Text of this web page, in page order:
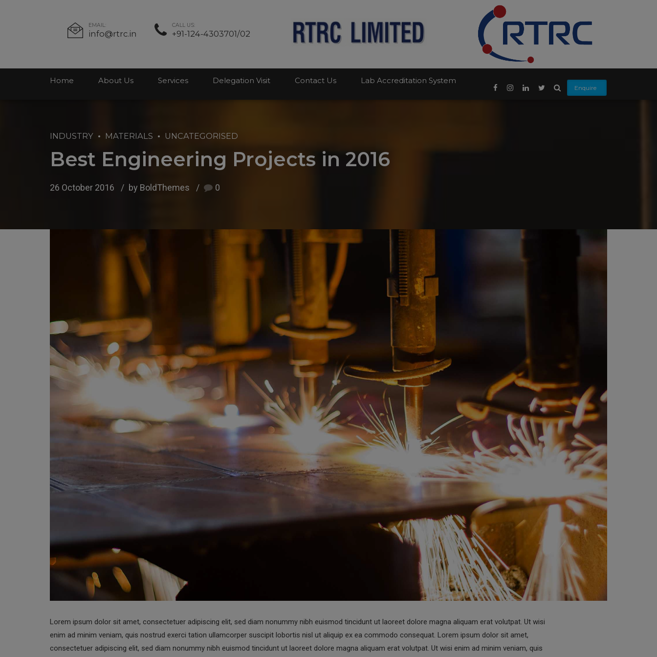
EMAIL:
info@rtrc.in
CALL US:
+91-124-4303701/02
Enquire
Home About Us Services Delegation Visit Contact Us Lab Accreditation System
INDUSTRY MATERIALS UNCATEGORISED
Best Engineering Projects in 2016
26 October 2016 by BoldThemes 0
Lorem ipsum dolor sit amet, consectetuer adipiscing elit, sed diam nonummy nibh euismod tincidunt ut laoreet dolore magna aliquam erat volutpat. Ut wisi
enim ad minim veniam, quis nostrud exerci tation ullamcorper suscipit lobortis nisl ut aliquip ex ea commodo consequat. Lorem ipsum dolor sit amet,
consectetuer adipiscing elit, sed diam nonummy nibh euismod tincidunt ut laoreet dolore magna aliquam erat volutpat. Ut wisi enim ad minim veniam, quis